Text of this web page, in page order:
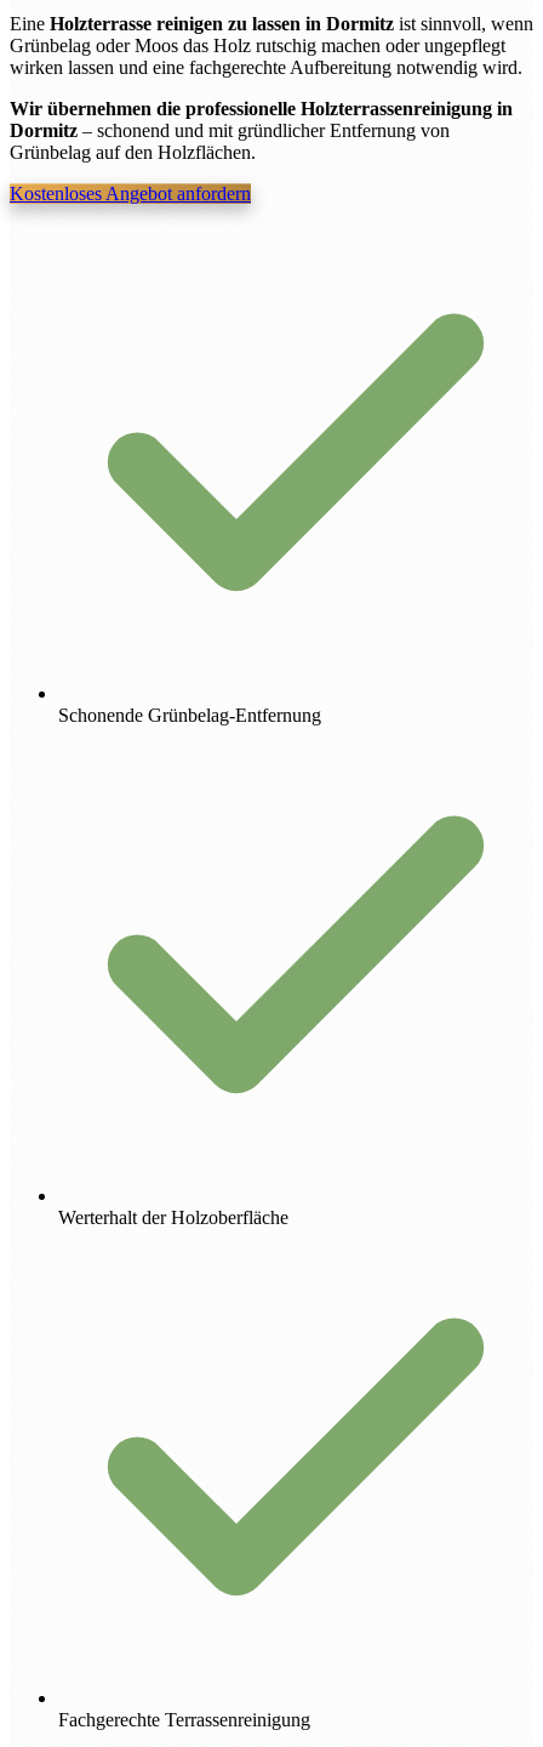
Eine Holzterrasse reinigen zu lassen in Dormitz ist sinnvoll, wenn
Grünbelag oder Moos das Holz rutschig machen oder ungepflegt
wirken lassen und eine fachgerechte Aufbereitung notwendig wird.
Wir übernehmen die professionelle Holzterrassenreinigung in
Dormitz– schonend und mit gründlicher Entfernung von
Grünbelag auf den Holzflächen.
Kostenloses Angebot anfordern
Schonende Grünbelag-Entfernung
Werterhalt der Holzoberfläche
Fachgerechte Terrassenreinigung